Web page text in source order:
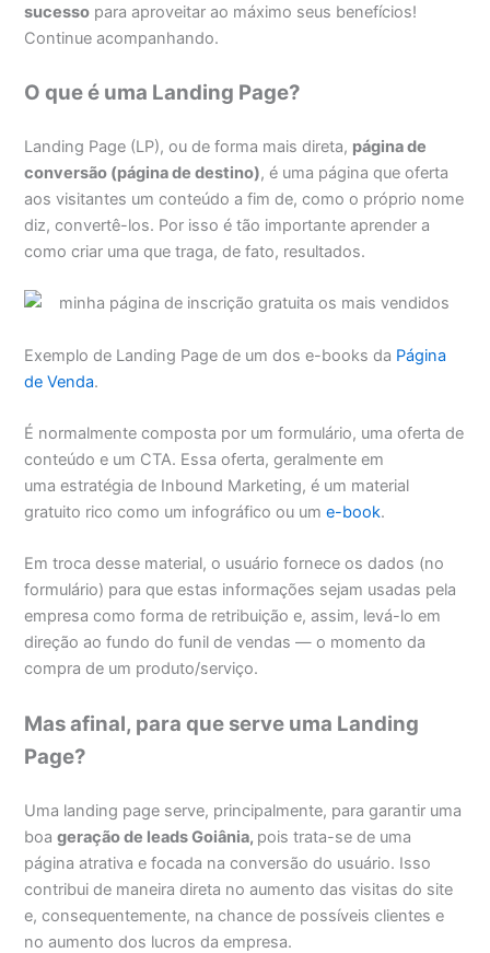
sucesso para aproveitar ao máximo seus benefícios!
Continue acompanhando.
O que é uma Landing Page?
Landing Page (LP), ou de forma mais direta, página de
conversão (página de destino), é uma página que oferta
aos visitantes um conteúdo a fim de, como o próprio nome
diz, convertê-los. Por isso é tão importante aprender a
como criar uma que traga, de fato, resultados.
Exemplo de Landing Page de um dos e-books da Página
de Venda.
É normalmente composta por um formulário, uma oferta de
conteúdo e um CTA. Essa oferta, geralmente em
uma estratégia de Inbound Marketing, é um material
gratuito rico como um infográfico ou ume-book.
Em troca desse material, o usuário fornece os dados (no
formulário) para que estas informações sejam usadas pela
empresa como forma de retribuição e, assim, levá-lo em
direção ao fundo do funil de vendas — o momento da
compra de um produto/serviço.
Mas afinal, para que serve uma Landing
Page?
Uma landing page serve, principalmente, para garantir uma
boageração de leads Goiânia, pois trata-se de uma
página atrativa e focada na conversão do usuário. Isso
contribui de maneira direta no aumento das visitas do site
e, consequentemente, na chance de possíveis clientes e
no aumento dos lucros da empresa.